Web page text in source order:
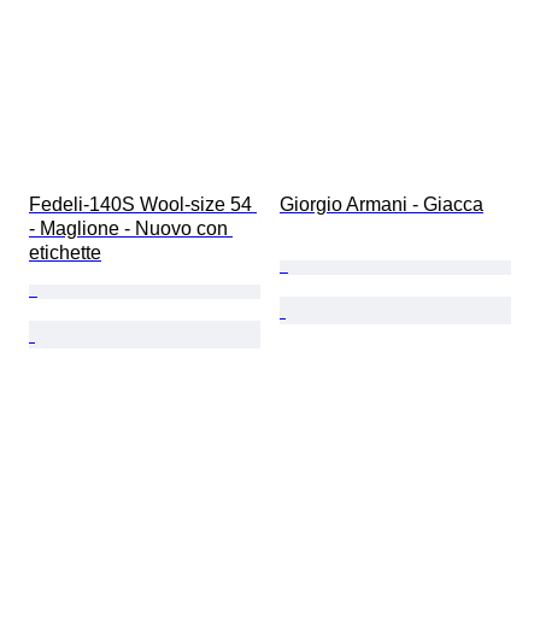
Fedeli-140S Wool-size 54
- Maglione - Nuovo con
etichette
Giorgio Armani - Giacca